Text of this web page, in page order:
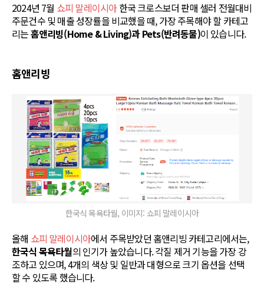
2024년 7월 쇼피 말레이시아한국 크로스보더 판매 셀러 전월대비
주문건수 및 매출 성장률을 비교했을 때, 가장 주목해야 할 카테고
리는홈앤리빙(Home & Living)과 Pets(반려동물)이 있습니다.
홈앤리빙
한국식 목욕타월, 이미지: 쇼피 말레이시아
올해 쇼피 말레이시아에서 주목받았던 홈앤리빙 카테고리에서는,
한국식 목욕타월의 인기가 높았습니다. 각질 제거 기능을 가장 강
조하고 있으며, 4개의 색상 및 일반과 대형으로 크기 옵션을 선택
할 수 있도록 했습니다.